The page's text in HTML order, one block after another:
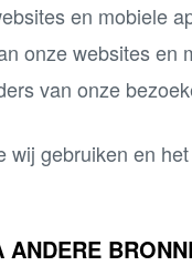
en mobiele
onze websites en
van onze
gebruiken en